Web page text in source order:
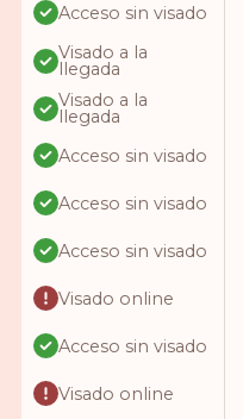
Acceso sin visado
Visado a la
llegada
Visado a la
llegada
Acceso sin visado
Acceso sin visado
Acceso sin visado
Visado online
Acceso sin visado
Visado online